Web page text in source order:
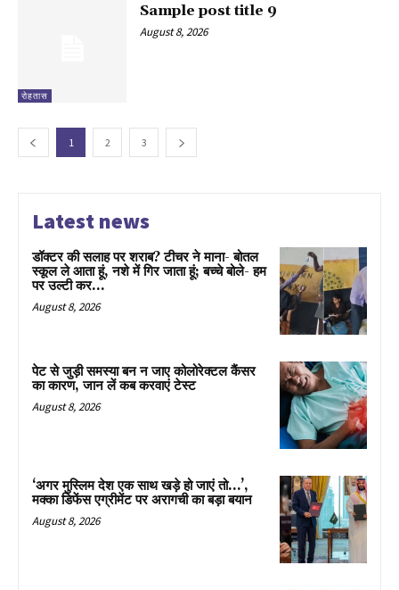
रोहतास
Sample post title 9
August 8, 2026
1 2 3
Latest news
डॉक्टर की सलाह पर शराब? टीचर ने माना- बोतल
स्कूल ले आता हूं, नशे में गिर जाता हूं; बच्चे बोले- हम
पर उल्टी कर...
August 8, 2026
पेट से जुड़ी समस्या बन न जाए कोलोरेक्टल कैंसर
का कारण, जान लें कब करवाएं टेस्ट
August 8, 2026
‘अगर मुस्लिम देश एक साथ खड़े हो जाएं तो…’,
मक्का डिफेंस एग्रीमेंट पर अरागची का बड़ा बयान
August 8, 2026